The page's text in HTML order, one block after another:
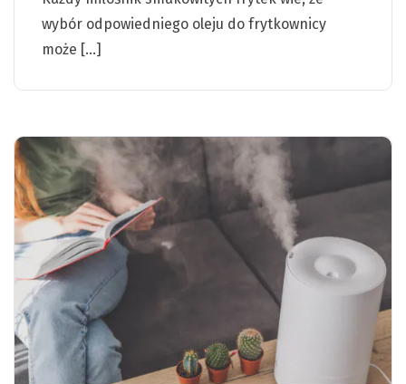
wybór odpowiedniego oleju do frytkownicy
może […]